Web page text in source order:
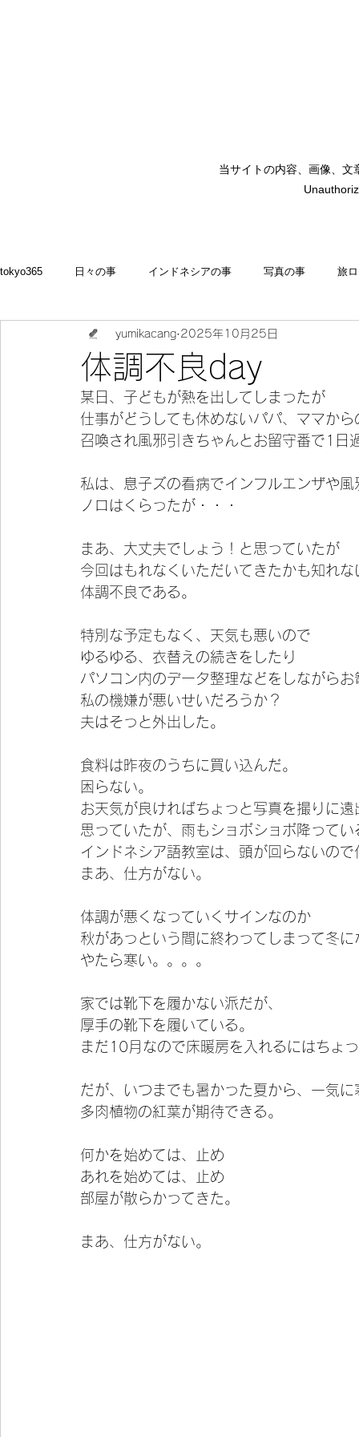
当サイトの内容、画像、
tokyo365 日々の事 インドネシアの事 写真の事 旅
食いしん坊 blog お料理・memasak
今宵の一冊
体調不良day
yumikacang 2025年10月25日
某日、子どもが熱を出してしまったが
仕事がどうしても休めないパパ、ママから
召喚され風邪引きちゃんとお留守番で1日
私は、息子ズの看病でインフルエンザや
ノロはくらったが・・・
まあ、大丈夫でしょう！と思っていたが
今回はもれなくいただいてきたかも知れな
体調不良である。
特別な予定もなく、天気も悪いので
ゆるゆる、衣替えの続きをしたり
パソコン内のデータ整理などをしながら
私の機嫌が悪いせいだろうか？
夫はそっと外出した。
食料は昨夜のうちに買い込んだ。
困らない。
お天気が良ければちょっと写真を撮りに
思っていたが、雨もショボショボ降ってい
インドネシア語教室は、頭が回らないので
まあ、仕方がない。
体調が悪くなっていくサインなのか
秋があっという間に終わってしまって冬に
やたら寒い。。。。
家では靴下を履かない派だが、
厚手の靴下を履いている。
まだ10月なので床暖房を入れるにはちょ
だが、いつまでも暑かった夏から、一気
多肉植物の紅葉が期待できる。
何かを始めては、止め
あれを始めては、止め
部屋が散らかってきた。
まあ、仕方がない。